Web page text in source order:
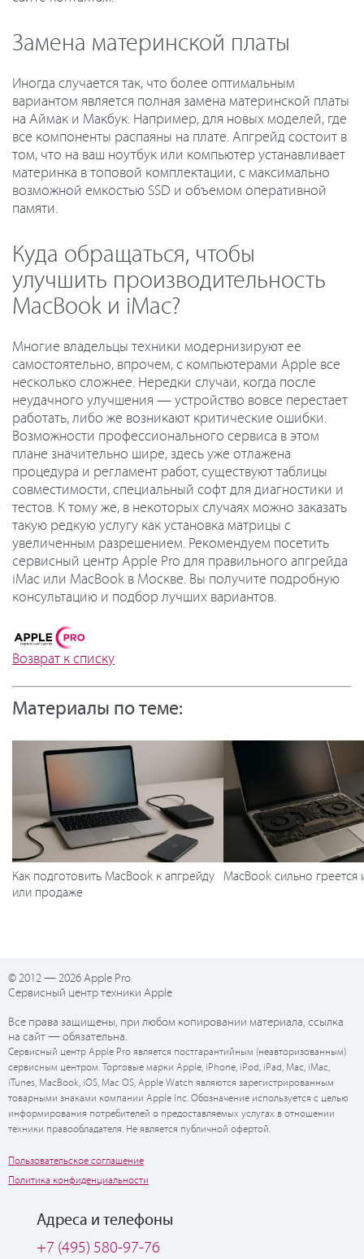
Замена материнской платы
Иногда случается так, что более оптимальным
вариантом является полная замена материнской платы
на Аймак и Макбук. Например, для новых моделей, где
все компоненты распаяны на плате. Апгрейд состоит в
том, что на ваш ноутбук или компьютер устанавливает
материнка в топовой комплектации, с максимально
возможной емкостью SSD и объемом оперативной
памяти.
Куда обращаться, чтобы
улучшить производительность
MacBook и iMac?
Многие владельцы техники модернизируют ее
самостоятельно, впрочем, с компьютерами Apple все
несколько сложнее. Нередки случаи, когда после
неудачного улучшения — устройство вовсе перестает
работать, либо же возникают критические ошибки.
Возможности профессионального сервиса в этом
плане значительно шире, здесь уже отлажена
процедура и регламент работ, существуют таблицы
совместимости, специальный софт для диагностики и
тестов. К тому же, в некоторых случаях можно заказать
такую редкую услугу как установка матрицы с
увеличенным разрешением. Рекомендуем посетить
сервисный центр Apple Pro для правильного апгрейда
iMac или MacBook в Москве. Вы получите подробную
консультацию и подбор лучших вариантов.
Возврат к списку
Материалы по теме:
Как подготовить MacBook к апгрейду
или продаже
MacBook сильно греется
© 2012 — 2026 Apple Pro
Сервисный центр техники Apple
Все права защищены, при любом копировании материала, ссылка
на сайт — обязательна.
Сервисный центр Apple Pro является постгарантийным (неавторизованным)
сервисным центром. Торговые марки Apple, iPhone, iPod, iPad, Mac, iMac,
iTunes, MacBook, iOS, Mac OS, Apple Watch являются зарегистрированным
товарными знаками компании Apple Inc. Обозначение используется с целью
информирования потребителей о предоставляемых услугах в отношении
техники правообладателя. Не является публичной офертой.
Пользовательское соглашение
Политика конфиденциальности
Адреса и телефоны
+7 (495) 580-97-76